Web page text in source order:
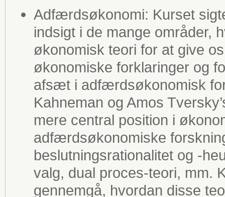
Adfærdsøkonomi: Kurset
indsigt i de mange områder,
økonomisk teori for at give
økonomiske forklaringer og
afsæt i adfærdsøkonomisk
Kahneman og Amos
mere central position i
adfærdsøkonomiske
beslutningsrationalitet og -
valg, dual proces-teori, mm.
gennemgå, hvordan disse